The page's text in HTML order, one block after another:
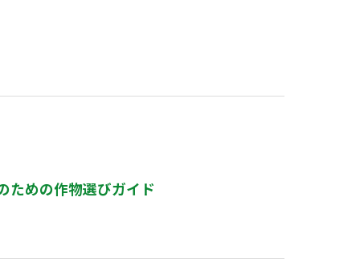
ための作物選びガイド